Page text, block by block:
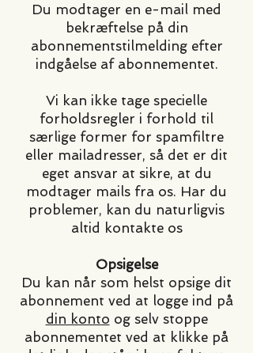
Du modtager en e-mail med
bekræftelse på din
abonnementstilmelding efter
indgåelse af abonnementet.
Vi kan ikke tage specielle
forholdsregler i forhold til
særlige former for spamfiltre
eller mailadresser, så det er dit
eget ansvar at sikre, at du
modtager mails fra os. Har du
problemer, kan du naturligvis
altid kontakte os
Opsigelse
Du kan når som helst opsige dit
abonnement ved at logge ind på
din konto og selv stoppe
abonnementet ved at klikke på